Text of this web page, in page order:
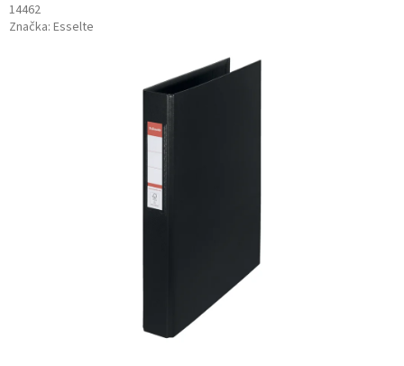
14462
Značka: Esselte